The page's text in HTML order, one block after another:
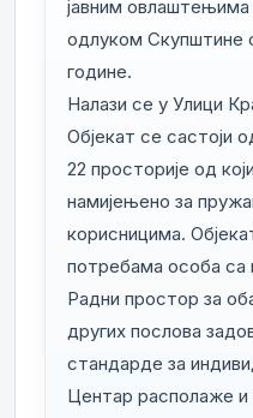
јавним
одлуком Скупштине
године.
Налази се у Улици
Објекат се састоји
22 просторије од
намијењено за
корисницима.
потребама особа са
Радни простор за
других послова
стандарде за
Центар располаже и